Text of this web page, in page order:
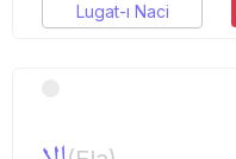
Lugat-ı Naci